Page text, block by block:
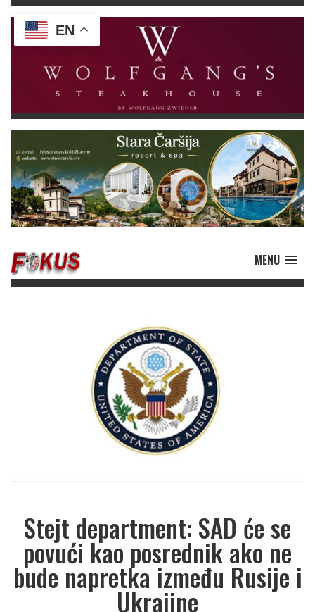
MENU
Stejt department: SAD će se
povući kao posrednik ako ne
bude napretka između Rusije i
Ukrajine
EN